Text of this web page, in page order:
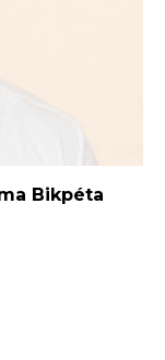
Bikpéta